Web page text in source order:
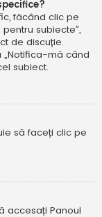
făcând clic pe
subiecte”,
de discuție.
„Notifica-mă când
subiect.
să faceți clic pe
accesați Panoul